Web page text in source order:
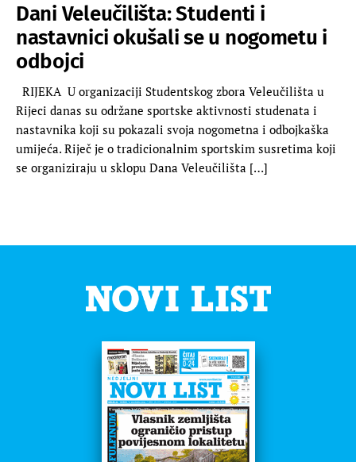
Dani Veleučilišta: Studenti i
nastavnici okušali se u nogometu i
odbojci
RIJEKA U organizaciji Studentskog zbora Veleučilišta u
Rijeci danas su održane sportske aktivnosti studenata i
nastavnika koji su pokazali svoja nogometna i odbojkaška
umijeća. Riječ je o tradicionalnim sportskim susretima koji
se organiziraju u sklopu Dana Veleučilišta […]